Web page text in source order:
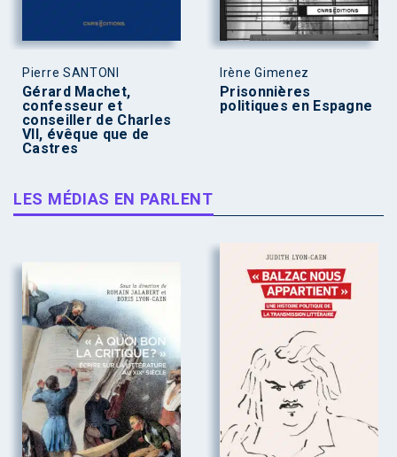
Pierre SANTONI
Gérard Machet,
confesseur et
conseiller de Charles
VII, évêque que de
Castres
Irène Gimenez
Prisonnières
politiques en Espagne
LES MÉDIAS EN PARLENT